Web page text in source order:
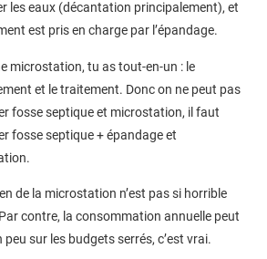
les eaux (décantation principalement), et
est pris en charge par l’épandage.
microstation, tu as tout-en-un : le
et le traitement. Donc on ne peut pas
fosse septique et microstation, il faut
fosse septique + épandage et
de la microstation n’est pas si horrible
contre, la consommation annuelle peut
peu sur les budgets serrés, c’est vrai.